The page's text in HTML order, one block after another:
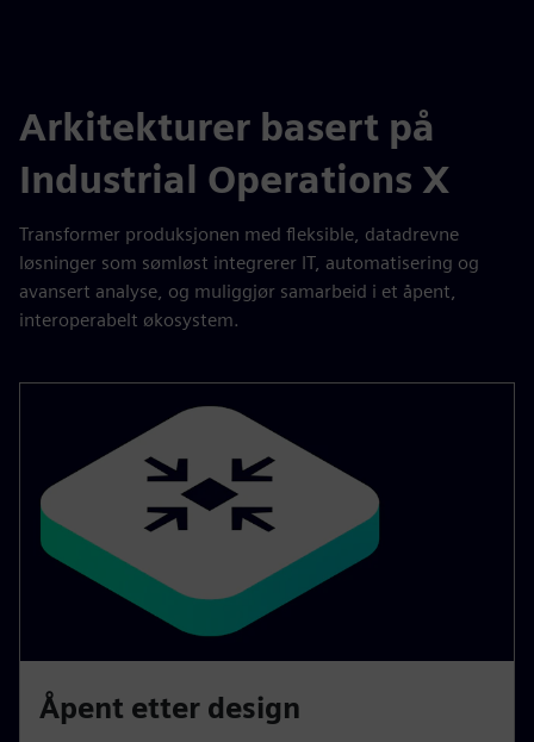
Arkitekturer basert på
Industrial Operations X
Transformer produksjonen med fleksible, datadrevne
løsninger som sømløst integrerer IT, automatisering og
avansert analyse, og muliggjør samarbeid i et åpent,
interoperabelt økosystem.
Åpent etter design